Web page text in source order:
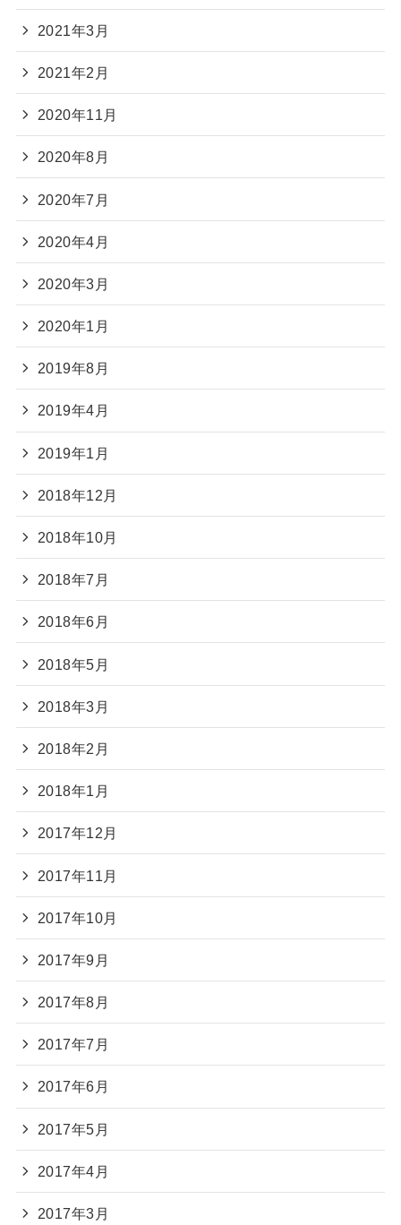
2021年3月
2021年2月
2020年11月
2020年8月
2020年7月
2020年4月
2020年3月
2020年1月
2019年8月
2019年4月
2019年1月
2018年12月
2018年10月
2018年7月
2018年6月
2018年5月
2018年3月
2018年2月
2018年1月
2017年12月
2017年11月
2017年10月
2017年9月
2017年8月
2017年7月
2017年6月
2017年5月
2017年4月
2017年3月